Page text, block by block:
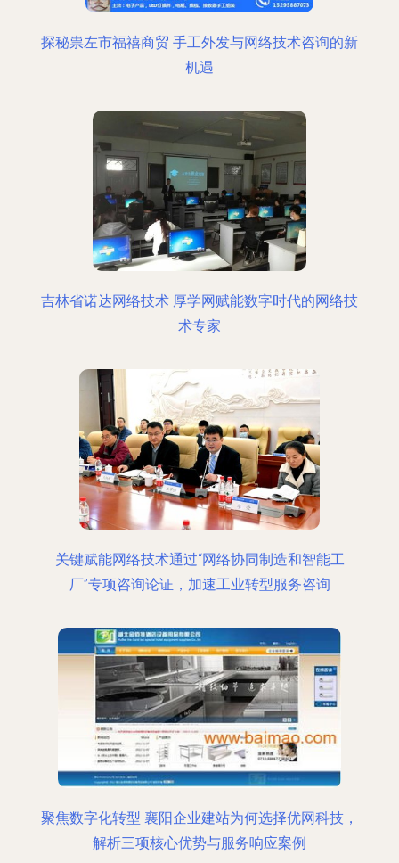
探秘祟左市福禧商贸 手工外发与网络技术咨询的新
机遇
吉林省诺达网络技术 厚学网赋能数字时代的网络技
术专家
关键赋能网络技术通过“网络协同制造和智能工
厂”专项咨询论证，加速工业转型服务咨询
聚焦数字化转型 襄阳企业建站为何选择优网科技，
解析三项核心优势与服务响应案例